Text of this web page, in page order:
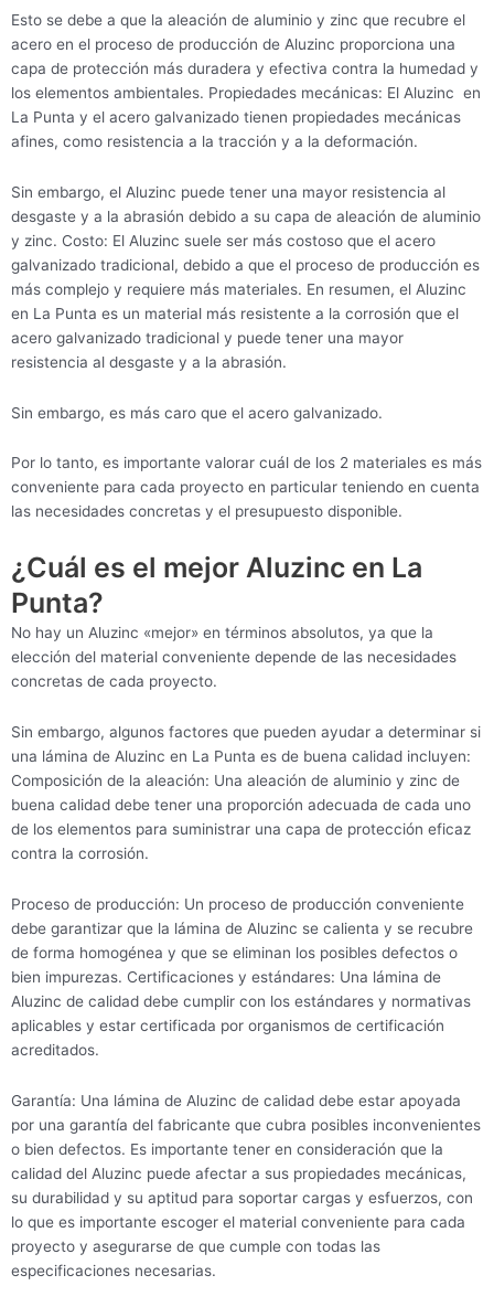
Esto se debe a que la aleación de aluminio y zinc que recubre el
acero en el proceso de producción de Aluzinc proporciona una
capa de protección más duradera y efectiva contra la humedad y
los elementos ambientales. Propiedades mecánicas: El Aluzinc en
La Punta y el acero galvanizado tienen propiedades mecánicas
afines, como resistencia a la tracción y a la deformación.
Sin embargo, el Aluzinc puede tener una mayor resistencia al
desgaste y a la abrasión debido a su capa de aleación de aluminio
y zinc. Costo: El Aluzinc suele ser más costoso que el acero
galvanizado tradicional, debido a que el proceso de producción es
más complejo y requiere más materiales. En resumen, el Aluzinc
en La Punta es un material más resistente a la corrosión que el
acero galvanizado tradicional y puede tener una mayor
resistencia al desgaste y a la abrasión.
Sin embargo, es más caro que el acero galvanizado.
Por lo tanto, es importante valorar cuál de los 2 materiales es más
conveniente para cada proyecto en particular teniendo en cuenta
las necesidades concretas y el presupuesto disponible.
¿Cuál es el mejor Aluzinc en La
Punta?
No hay un Aluzinc «mejor» en términos absolutos, ya que la
elección del material conveniente depende de las necesidades
concretas de cada proyecto.
Sin embargo, algunos factores que pueden ayudar a determinar si
una lámina de Aluzinc en La Punta es de buena calidad incluyen:
Composición de la aleación: Una aleación de aluminio y zinc de
buena calidad debe tener una proporción adecuada de cada uno
de los elementos para suministrar una capa de protección eficaz
contra la corrosión.
Proceso de producción: Un proceso de producción conveniente
debe garantizar que la lámina de Aluzinc se calienta y se recubre
de forma homogénea y que se eliminan los posibles defectos o
bien impurezas. Certificaciones y estándares: Una lámina de
Aluzinc de calidad debe cumplir con los estándares y normativas
aplicables y estar certificada por organismos de certificación
acreditados.
Garantía: Una lámina de Aluzinc de calidad debe estar apoyada
por una garantía del fabricante que cubra posibles inconvenientes
o bien defectos. Es importante tener en consideración que la
calidad del Aluzinc puede afectar a sus propiedades mecánicas,
su durabilidad y su aptitud para soportar cargas y esfuerzos, con
lo que es importante escoger el material conveniente para cada
proyecto y asegurarse de que cumple con todas las
especificaciones necesarias.